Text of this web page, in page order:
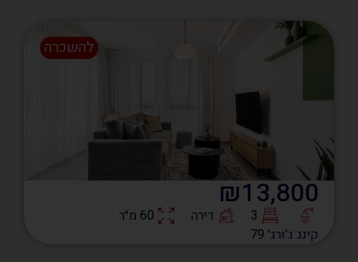
להשכרה
₪13,800
3 דירה
60 מ״ר
קינג ג'ורג' 79